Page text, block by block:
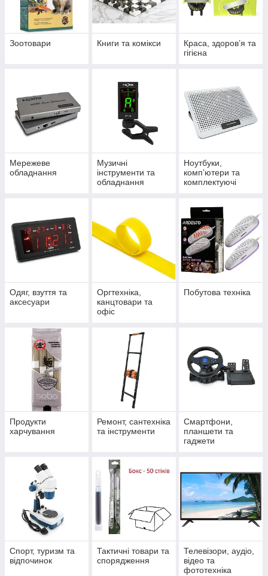
Зоотовари Книги та комікси
Краса, здоров’я та
гігієна
Мережеве
обладнання
Музичні
інструменти та
обладнання
Ноутбуки,
комп’ютери та
комплектуючі
Одяг, взуття та
аксесуари
Оргтехніка,
канцтовари та
офіс
Побутова техніка
Продукти
харчування
Ремонт, сантехніка
та інструменти
Смартфони,
планшети та
гаджети
Спорт, туризм та
відпочинок
Тактичні товари та
спорядження
Телевізори, аудіо,
відео та
фототехніка